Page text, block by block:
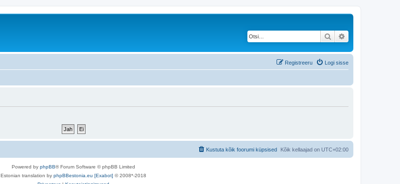
Otsi
Logi sisse
Registreeru
Kõik kellaajad on UTC+02:00
Kustuta kõik foorumi küpsised
Powered by phpBB® Forum Software © phpBB Limited
Estonian translation by phpBBestonia.eu [Exabot] © 2008*-2018